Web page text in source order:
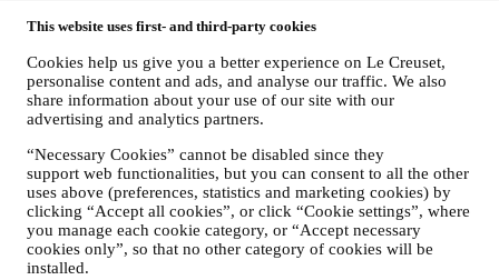
This website uses first- and third-party cookies
Cookies help us give you a better experience on Le Creuset,
personalise content and ads, and analyse our traffic. We also
share information about your use of our site with our
advertising and analytics partners.
“Necessary Cookies” cannot be disabled since they
support web functionalities, but you can consent to all the other
uses above (preferences, statistics and marketing cookies) by
clicking “Accept all cookies”, or click “Cookie settings”, where
you manage each cookie category, or “Accept necessary
cookies only”, so that no other category of cookies will be
installed.
Si vous décidez de faire partie de la base de données de clients du
marketing de Le Creuset, nous vous enverrons des informations
personnalisées et vous informerons du lancement de nouveaux
produits, des offres exclusives, des démonstrations culinaires ou
évènements à venir, et des promotions qui vous sont réservées.
Désabonnement :
Vous pouvez cesser de recevoir nos communications marketing à
tout moment, gratuitement, en utilisant les méthodes indiquées dans
chaque communication (par exemple, pour vous désinscrire de la
newsletter, vous pouvez cliquer sur le lien de désinscription figurant
au bas de chaque e-mail). En tout état de cause, si vous souhaitez
mettre fin à l'une de nos activités marketing, veuillez nous envoyer